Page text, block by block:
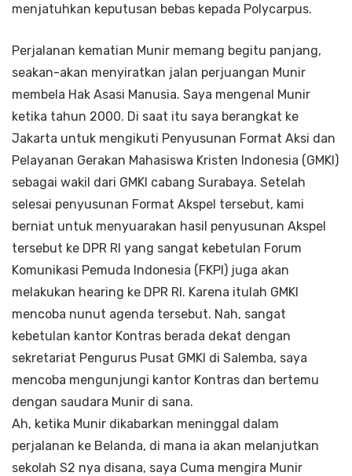
menjatuhkan keputusan bebas kepada Polycarpus.
Perjalanan kematian Munir memang begitu panjang,
seakan-akan menyiratkan jalan perjuangan Munir
membela Hak Asasi Manusia. Saya mengenal Munir
ketika tahun 2000. Di saat itu saya berangkat ke
Jakarta untuk mengikuti Penyusunan Format Aksi dan
Pelayanan Gerakan Mahasiswa Kristen Indonesia (GMKI)
sebagai wakil dari GMKI cabang Surabaya. Setelah
selesai penyusunan Format Akspel tersebut, kami
berniat untuk menyuarakan hasil penyusunan Akspel
tersebut ke DPR RI yang sangat kebetulan Forum
Komunikasi Pemuda Indonesia (FKPI) juga akan
melakukan hearing ke DPR RI. Karena itulah GMKI
mencoba nunut agenda tersebut. Nah, sangat
kebetulan kantor Kontras berada dekat dengan
sekretariat Pengurus Pusat GMKI di Salemba, saya
mencoba mengunjungi kantor Kontras dan bertemu
dengan saudara Munir di sana.
Ah, ketika Munir dikabarkan meninggal dalam
perjalanan ke Belanda, di mana ia akan melanjutkan
sekolah S2 nya disana, saya Cuma mengira Munir